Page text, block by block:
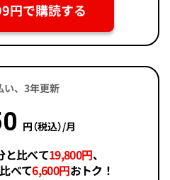
円で購読する
い、3年更新
円（税込）/月
と比べて19,800円、
べて6,600円おトク！